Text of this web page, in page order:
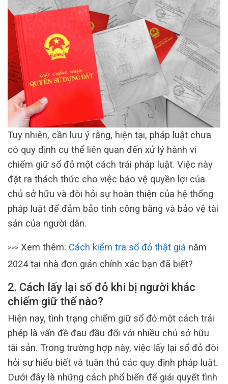
Tuy nhiên, cần lưu ý rằng, hiện tại, pháp luật chưa
có quy định cụ thể liên quan đến xử lý hành vi
chiếm giữ sổ đỏ một cách trái pháp luật. Việc này
đặt ra thách thức cho việc bảo vệ quyền lợi của
chủ sở hữu và đòi hỏi sự hoàn thiện của hệ thống
pháp luật để đảm bảo tính công bằng và bảo vệ tài
sản của người dân.
>>> Xem thêm: Cách kiểm tra sổ đỏ thật giả năm
2024 tại nhà đơn giản chính xác bạn đã biết?
2. Cách lấy lại sổ đỏ khi bị người khác
chiếm giữ thế nào?
Hiện nay, tình trạng chiếm giữ sổ đỏ một cách trái
phép là vấn đề đau đầu đối với nhiều chủ sở hữu
tài sản. Trong trường hợp này, việc lấy lại sổ đỏ đòi
hỏi sự hiểu biết và tuân thủ các quy định pháp luật.
Dưới đây là những cách phổ biến để giải quyết tình